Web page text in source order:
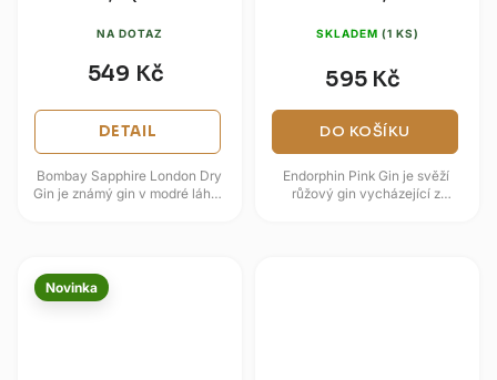
NA DOTAZ
549 Kč
DETAIL
Bombay Sapphire London Dry
Gin je známý gin v modré láhvi,
SKLADEM (1 KS)
595 Kč
DO KOŠÍKU
Endorphin Pink Gin je svěží
růžový gin vycházející z
Novinka